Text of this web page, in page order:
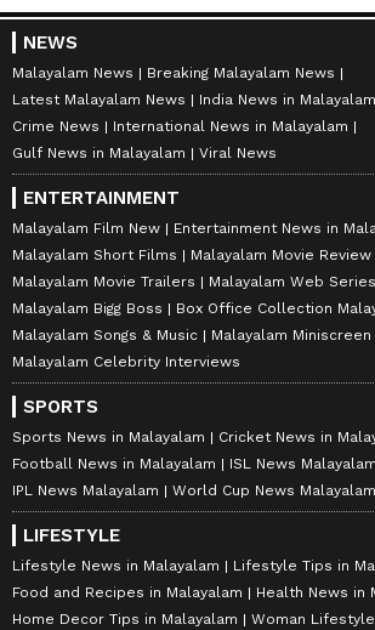
NEWS
Malayalam News
Breaking Malayalam News
Latest Malayalam News
India News in Malayalam
Crime News
International News in Malayalam
Gulf News in Malayalam
Viral News
ENTERTAINMENT
Malayalam Film New
Entertainment News in
Malayalam Short Films
Malayalam Movie Review
Malayalam Movie Trailers
Malayalam Web Series
Malayalam Bigg Boss
Box Office Collection
Malayalam Songs & Music
Malayalam Miniscreen
Malayalam Celebrity Interviews
SPORTS
Sports News in Malayalam
Cricket News in
Football News in Malayalam
ISL News Malayalam
IPL News Malayalam
World Cup News Malayalam
LIFESTYLE
Lifestyle News in Malayalam
Lifestyle Tips in
Food and Recipes in Malayalam
Health News in
Home Decor Tips in Malayalam
Woman